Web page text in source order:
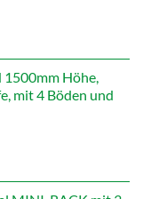
1500mm Höhe,
mit 4 Böden und